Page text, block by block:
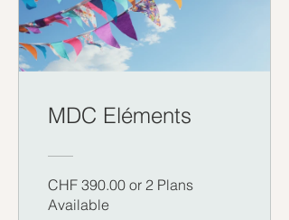
MDC Eléments
CHF 390.00 or 2 Plans
Available